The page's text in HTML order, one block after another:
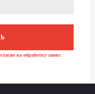
на обработку своих